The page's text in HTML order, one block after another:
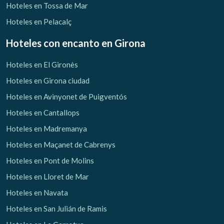
Hoteles en Tossa de Mar
Hoteles en Pelacalç
Hoteles con encanto en Girona
Hoteles en El Gironès
Hoteles en Girona ciudad
Hoteles en Avinyonet de Puigventós
Hoteles en Cantallops
Hoteles en Madremanya
Hoteles en Maçanet de Cabrenys
Hoteles en Pont de Molins
Hoteles en Lloret de Mar
Hoteles en Navata
Hoteles en San Julián de Ramis